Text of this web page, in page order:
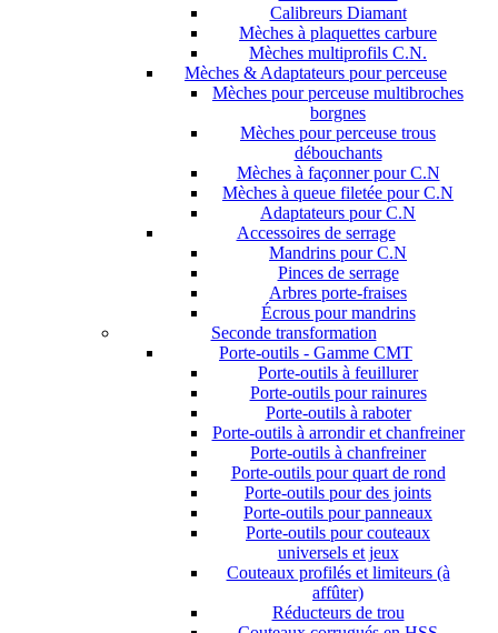
Calibreurs Diamant
Mèches à plaquettes carbure
Mèches multiprofils C.N.
Mèches & Adaptateurs pour perceuse
Mèches pour perceuse multibroches
borgnes
Mèches pour perceuse trous
débouchants
Mèches à façonner pour C.N
Mèches à queue filetée pour C.N
Adaptateurs pour C.N
Accessoires de serrage
Mandrins pour C.N
Pinces de serrage
Arbres porte-fraises
Écrous pour mandrins
Seconde transformation
Porte-outils - Gamme CMT
Porte-outils à feuillurer
Porte-outils pour rainures
Porte-outils à raboter
Porte-outils à arrondir et chanfreiner
Porte-outils à chanfreiner
Porte-outils pour quart de rond
Porte-outils pour des joints
Porte-outils pour panneaux
Porte-outils pour couteaux
universels et jeux
Couteaux profilés et limiteurs (à
affûter)
Réducteurs de trou